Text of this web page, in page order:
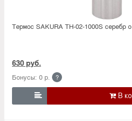
Термос SAKURA TH-02-1000S серебр о
630 руб.
Бонусы: 0 р. ?
